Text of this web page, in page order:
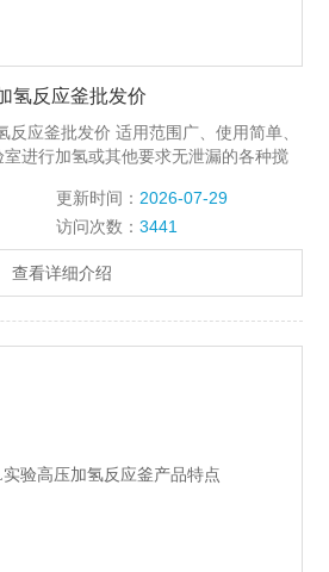
氢反应釜批发价
应釜批发价 适用范围广、使用简单、
进行加氢或其他要求无泄漏的各种搅
物料在不同的反应条件下进行搅拌。
更新时间： 2026-07-29
访问次数： 3441
查看详细介绍